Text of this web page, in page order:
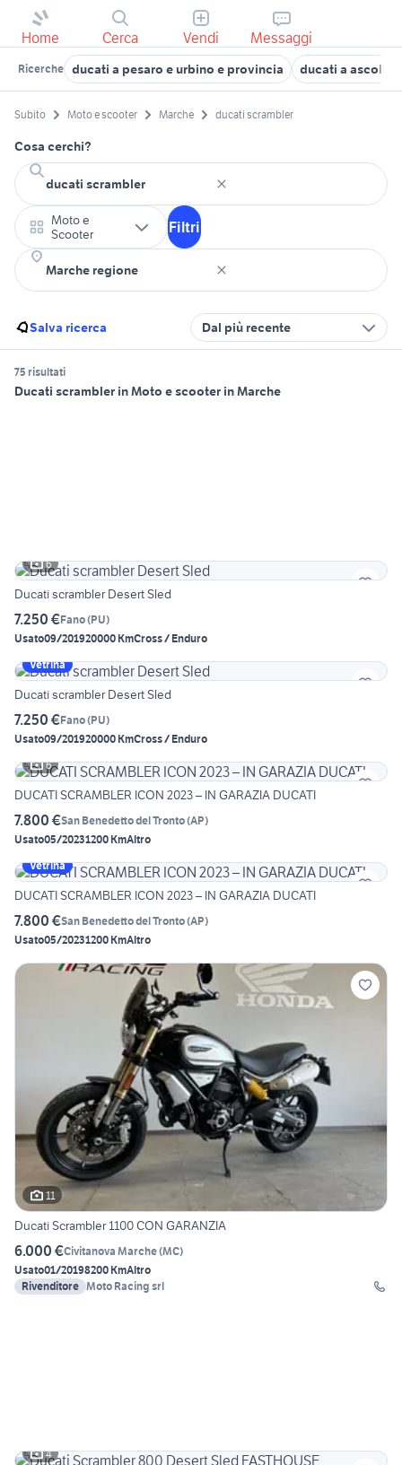
Home Cerca Vendi Messaggi
Ricerche ducati a pesaro e urbino e provincia ducati a ascoli
Subito Moto e scooter Marche ducati scrambler
Cosa cerchi?
Moto e
Scooter
Filtri
Salva ricerca Dal più recente
75 risultati
Ducati scrambler in Moto e scooter in Marche
6
Ducati scrambler Desert Sled
7.250 €Fano(PU)
Usato09/201920000 KmCross / Enduro
Vetrina
Ducati scrambler Desert Sled
7.250 €Fano(PU)
Usato09/201920000 KmCross / Enduro
6
DUCATI SCRAMBLER ICON 2023 – IN GARAZIA DUCATI
7.800 €San Benedetto del Tronto(AP)
Usato05/20231200 KmAltro
Vetrina
DUCATI SCRAMBLER ICON 2023 – IN GARAZIA DUCATI
7.800 €San Benedetto del Tronto(AP)
Usato05/20231200 KmAltro
11
Ducati Scrambler 1100 CON GARANZIA
6.000 €Civitanova Marche(MC)
Usato01/20198200 KmAltro
Rivenditore Moto Racing srl
4